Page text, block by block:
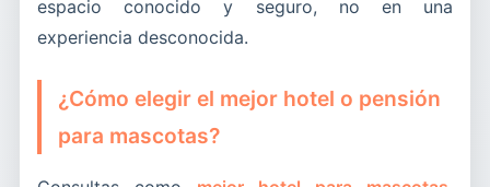
espacio conocido y seguro, no en una
experiencia desconocida.
¿Cómo elegir el mejor hotel o pensión
para mascotas?